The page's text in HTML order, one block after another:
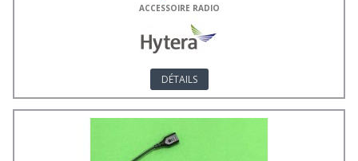
ACCESSOIRE RADIO
DÉTAILS